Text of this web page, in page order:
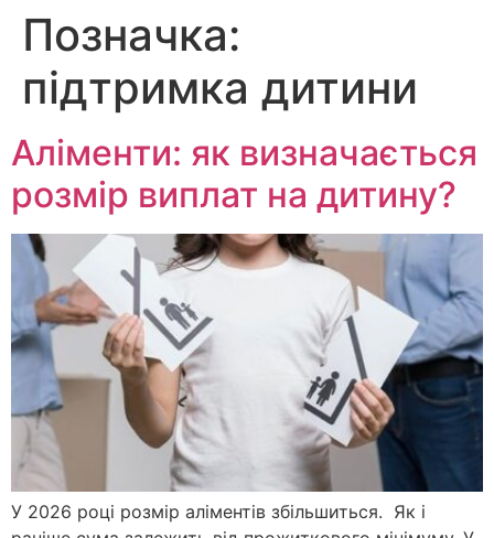
Перейти
вмісту
Позначка:
підтримка дитини
Аліменти: як визначається
розмір виплат на дитину?
У 2026 році розмір аліментів збільшиться. Як і